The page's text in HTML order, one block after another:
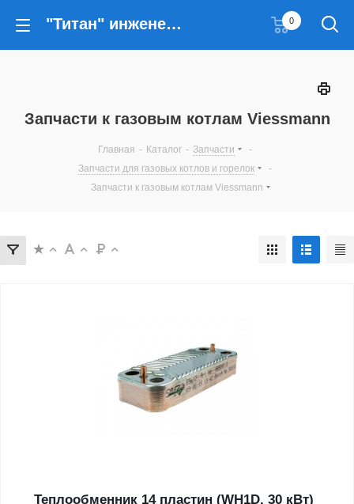
"Титан" инженерные решения 0
Запчасти к газовым котлам Viessmann
Главная - Каталог - Запчасти
-
Запчасти для газовых котлов и горелок
-
Запчасти к газовым котлам Viessmann
Теплообменник 14 пластин (WH1D, 30 кВт)